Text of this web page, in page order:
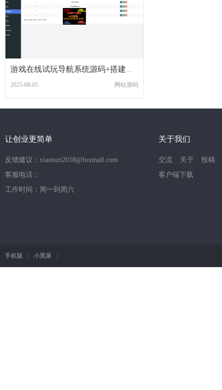
2025-08-05 网站源码
让创业更简单
反馈建议：xiaotuzi2018@foxmail.com
客服电话：
工作时间：周一到周六
关于我们
交流 关于
投稿
客户端下载
手机版 | 小黑屋 |